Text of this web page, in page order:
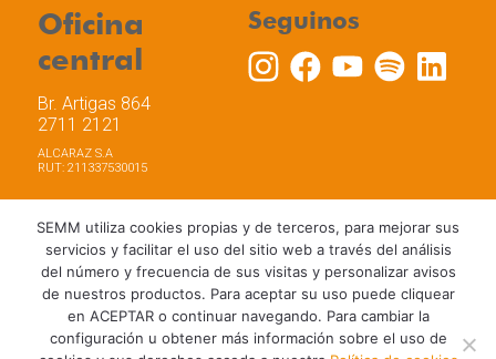
Oficina
central
Br. Artigas 864
2711 2121
ALCARAZ S.A
RUT: 211337530015
Seguinos
Trabaja con nosotros
Política de privacidad
Términos y Condiciones de Uso
Política de Cookies
SEMM utiliza cookies propias y de terceros, para mejorar sus
servicios y facilitar el uso del sitio web a través del análisis
del número y frecuencia de sus visitas y personalizar avisos
de nuestros productos. Para aceptar su uso puede cliquear
en ACEPTAR o continuar navegando. Para cambiar la
configuración u obtener más información sobre el uso de